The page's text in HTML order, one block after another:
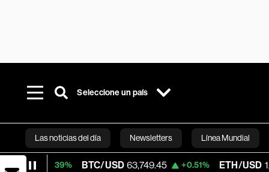
Seleccione un país
Las noticias del día Newsletters Línea Mundial
Bloomberg
BTC/USD 63,749.45 +0.51% ETH/USD 1,866.893